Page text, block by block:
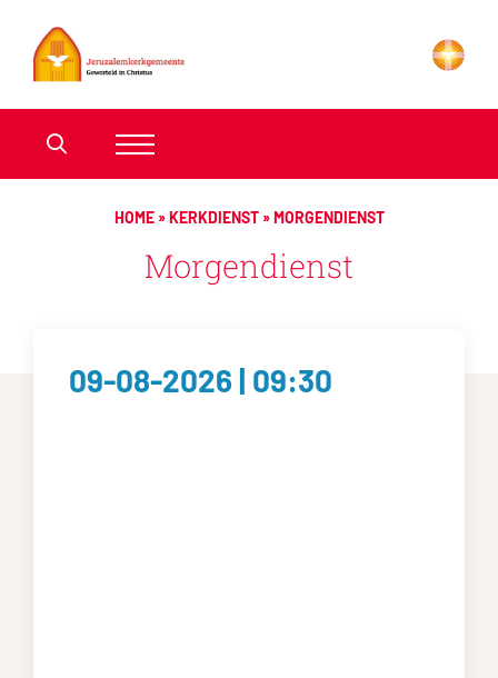
HOME»KERKDIENST»MORGENDIENST
Morgendienst
09-08-2026 | 09:30